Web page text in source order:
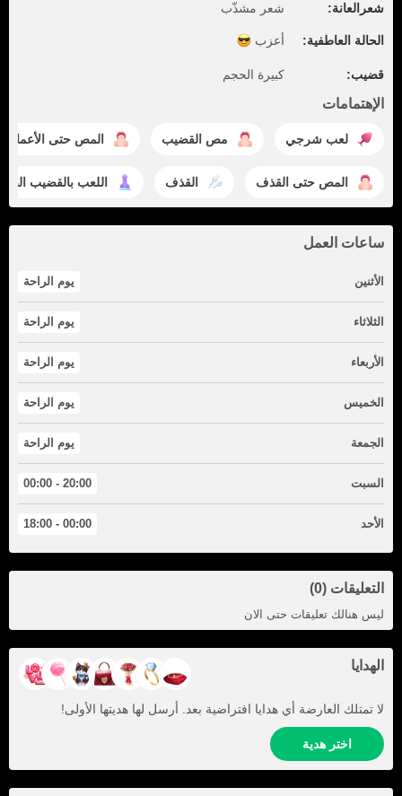
شعرالعانة: شعر مشذّب
الحالة العاطفية: أعزب
قضيب: كبيرة الحجم
الإهتمامات
لعب شرجي مص القضيب المص حتى الأعماق
المص حتى القذف القذف اللعب بالقضيب
ساعات العمل
الأثنين يوم الراحة
الثلاثاء يوم الراحة
الأربعاء يوم الراحة
الخميس يوم الراحة
الجمعة يوم الراحة
السبت 20:00 - 00:00
الأحد 00:00 - 18:00
التعليقات (0)
ليس هنالك تعليقات حتى الان
الهدايا
لا تمتلك العارضة أي هدايا افتراضية بعد. أرسل لها هديتها الأولى!
اختر هدية